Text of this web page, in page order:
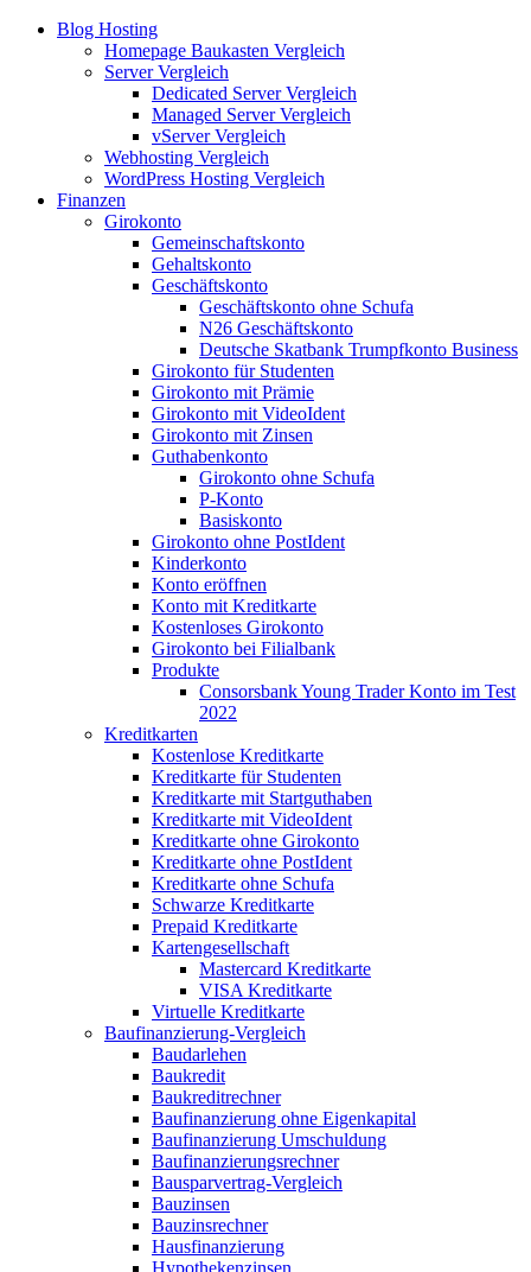
Blog Hosting
Homepage Baukasten Vergleich
Server Vergleich
Dedicated Server Vergleich
Managed Server Vergleich
vServer Vergleich
Webhosting Vergleich
WordPress Hosting Vergleich
Finanzen
Girokonto
Gemeinschaftskonto
Gehaltskonto
Geschäftskonto
Geschäftskonto ohne Schufa
N26 Geschäftskonto
Deutsche Skatbank Trumpfkonto Business
Girokonto für Studenten
Girokonto mit Prämie
Girokonto mit VideoIdent
Girokonto mit Zinsen
Guthabenkonto
Girokonto ohne Schufa
P-Konto
Basiskonto
Girokonto ohne PostIdent
Kinderkonto
Konto eröffnen
Konto mit Kreditkarte
Kostenloses Girokonto
Girokonto bei Filialbank
Produkte
Consorsbank Young Trader Konto im Test
2022
Kreditkarten
Kostenlose Kreditkarte
Kreditkarte für Studenten
Kreditkarte mit Startguthaben
Kreditkarte mit VideoIdent
Kreditkarte ohne Girokonto
Kreditkarte ohne PostIdent
Kreditkarte ohne Schufa
Schwarze Kreditkarte
Prepaid Kreditkarte
Kartengesellschaft
Mastercard Kreditkarte
VISA Kreditkarte
Virtuelle Kreditkarte
Baufinanzierung-Vergleich
Baudarlehen
Baukredit
Baukreditrechner
Baufinanzierung ohne Eigenkapital
Baufinanzierung Umschuldung
Baufinanzierungsrechner
Bausparvertrag-Vergleich
Bauzinsen
Bauzinsrechner
Hausfinanzierung
Hypothekenzinsen